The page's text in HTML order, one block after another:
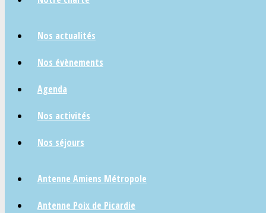
Nos actualités
Nos évènements
Agenda
Nos activités
Nos séjours
Antenne Amiens Métropole
Antenne Poix de Picardie